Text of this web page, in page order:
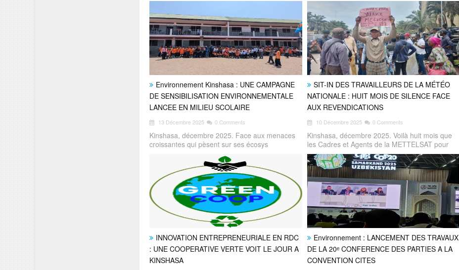
programme de la Ville de Kinshasa expo
Environnement Kinshasa : UNE CAMPAGNE
DE SENSIBILISATION ENVIRONNEMENTALE
LANCEE EN MILIEU SCOLAIRE
13 Décembre 2025 0 Comments
Kinshasa, décembre 2025. Face aux menaces
croissantes qui pèsent sur ses écosys
SIT-IN DES TRAVAILLEURS DE LA MÉTÉO
NATIONALE : HUIT MOIS DE SILENCE FACE
AUX REVENDICATIONS
10 Décembre 2025 0 Comments
Kinshasa, décembre 2025. Voilà huit mois que
les Cadres et Agents de la METTELSAT pour
INNOVATION ENTREPRENEURIALE EN RDC
: UNE COOPERATIVE VERTE VOIT LE JOUR A
KINSHASA
Environnement : LANCEMENT DES TRAVAUX
DE LA 20ᵉ CONFERENCE DES PARTIES A LA
CONVENTION CITES